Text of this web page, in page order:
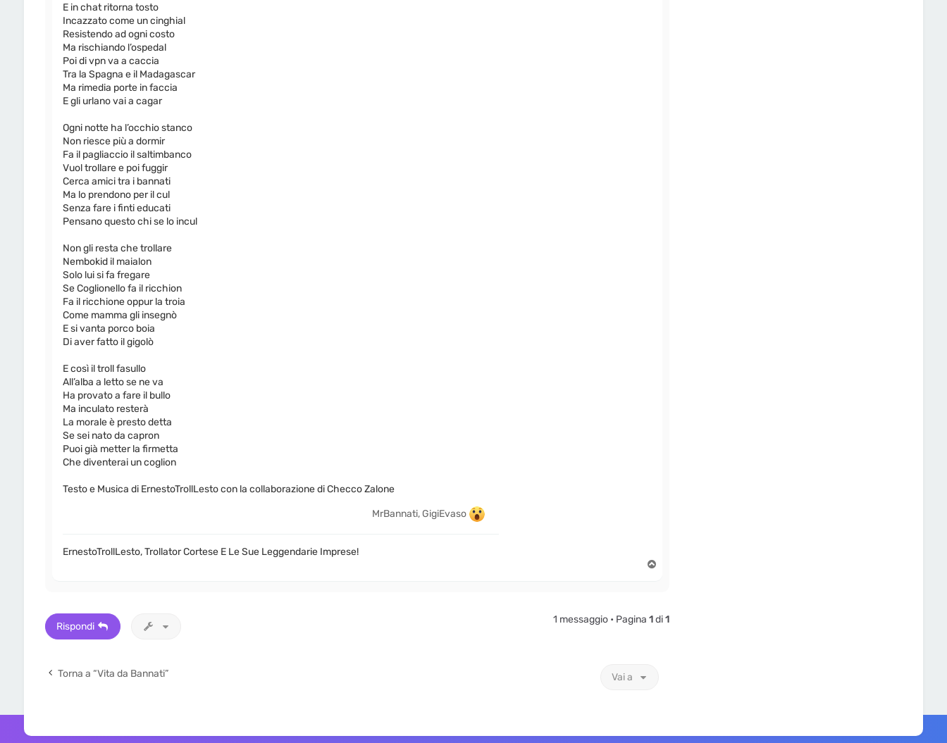
E in chat ritorna tosto
Incazzato come un cinghial
Resistendo ad ogni costo
Ma rischiando l’ospedal
Poi di vpn va a caccia
Tra la Spagna e il Madagascar
Ma rimedia porte in faccia
E gli urlano vai a cagar
Ogni notte ha l’occhio stanco
Non riesce più a dormir
Fa il pagliaccio il saltimbanco
Vuol trollare e poi fuggir
Cerca amici tra i bannati
Ma lo prendono per il cul
Senza fare i finti educati
Pensano questo chi se lo incul
Non gli resta che trollare
Nembokid il maialon
Solo lui si fa fregare
Se Coglionello fa il ricchion
Fa il ricchione oppur la troia
Come mamma gli insegnò
E si vanta porco boia
Di aver fatto il gigolò
E così il troll fasullo
All’alba a letto se ne va
Ha provato a fare il bullo
Ma inculato resterà
La morale è presto detta
Se sei nato da capron
Puoi già metter la firmetta
Che diventerai un coglion
Testo e Musica di ErnestoTrollLesto con la collaborazione di Checco Zalone
MrBannati, GigiEvaso
ErnestoTrollLesto, Trollator Cortese E Le Sue Leggendarie Imprese!
Rispondi
1 messaggio • Pagina1di1
Torna a “Vita da Bannati” Vai a